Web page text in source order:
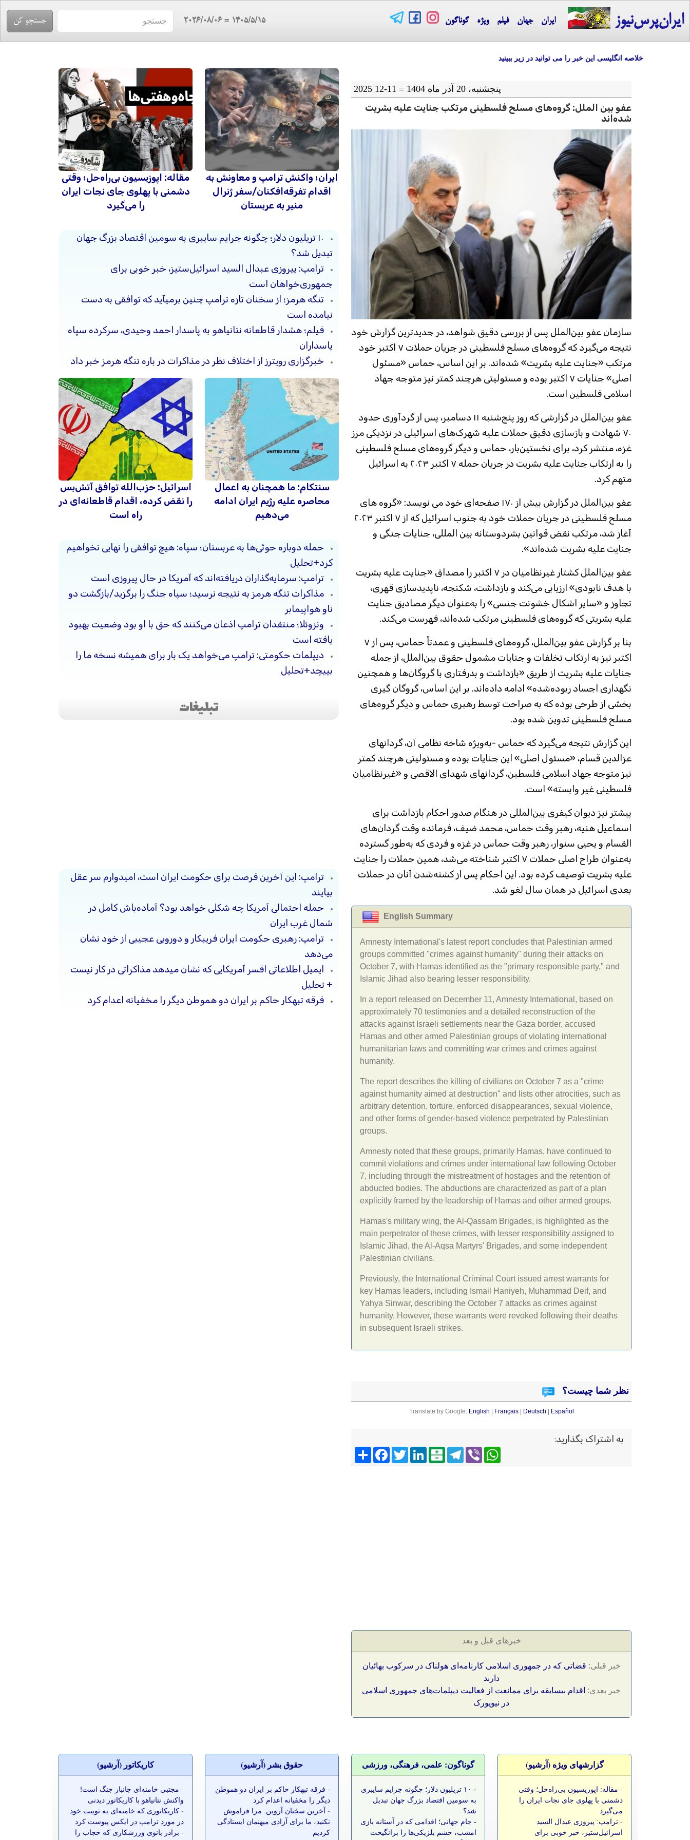
ایران‌پرس‌نیوز ایران جهان فیلم ویژه گوناگون ۱۴۰۵/۵/۱۵ = 2026/08/06
خلاصه انگلیسی این خبر را می توانید در زیر ببینید
پنجشنبه، 20 آذر ماه 1404 = 11-12 2025
عفو بین الملل: گروه‌های مسلح فلسطینی مرتکب جنایت علیه بشریت
شده‌اند
سازمان عفو ​​بین‌الملل پس از بررسی دقیق شواهد، در جدیدترین گزارش خود
نتیجه می‌گیرد که گروه‌های مسلح فلسطینی در جریان حملات ۷ اکتبر خود
مرتکب «جنایت علیه بشریت» شده‌اند. بر این اساس، حماس «مسئول
اصلی» جنایات ۷ اکتبر بوده و مسئولیتی هرچند کمتر نیز متوجه جهاد
اسلامی فلسطین است.
عفو بین‌الملل در گزارشی که روز پنج‌شنبه ۱۱ دسامبر، پس از گردآوری حدود
۷۰ شهادت و بازسازی دقیق حملات علیه شهرک‌های اسرائیلی در نزدیکی مرز
غزه، منتشر کرد، برای نخستین‌بار، حماس و دیگر گروه‌های مسلح فلسطینی
را به ارتکاب جنایت علیه بشریت در جریان حمله ۷ اکتبر ۲۰۲۳ به اسرائیل
متهم کرد.
عفو بین‌الملل در گزارش بیش از ۱۷۰ صفحه‌ای خود می نویسد: «گروه های
مسلح فلسطینی در جریان حملات خود به جنوب اسرائیل که از ۷ اکتبر ۲۰۲۳
آغاز شد، مرتکب نقض قوانین بشردوستانه بین المللی، جنایات جنگی و
جنایت علیه بشریت شده‌اند».
عفو بین‌الملل کشتار غیرنظامیان در ۷ اکتبر را مصداق «جنایت علیه بشریت
با هدف نابودی» ارزیابی می‌کند و بازداشت، شکنجه، ناپدیدسازی قهری،
تجاوز و «سایر اشکال خشونت جنسی» را به‌عنوان دیگر مصادیق جنایت
علیه بشریتی که گروه‌های فلسطینی مرتکب شده‌اند، فهرست می‌کند.
بنا بر گزارش عفو بین‌الملل، گروه‌های فلسطینی و عمدتاً حماس، پس از ۷
اکتبر نیز به ارتکاب تخلفات و جنایات مشمول حقوق بین‌الملل، از جمله
جنایات علیه بشریت از طریق «بازداشت و بدرفتاری با گروگان‌ها و همچنین
نگهداری اجساد ربوده‌شده» ادامه داده‌اند. بر این اساس، گروگان گیری
بخشی از طرحی بوده که به صراحت توسط رهبری حماس و دیگر گروه‌های
مسلح فلسطینی تدوین شده بود.
این گزارش نتیجه می‌گیرد که حماس -به‌ویژه شاخه نظامی آن، گردانهای
عزالدین قسام، «مسئول اصلی» این جنایات بوده و مسئولیتی هرچند کمتر
نیز متوجه جهاد اسلامی فلسطین، گردانهای شهدای الاقصی و «غیرنظامیان
فلسطینی غیر وابسته» است.
پیشتر نیز دیوان کیفری بین‌المللی در هنگام صدور احکام بازداشت برای
اسماعیل هنیه، رهبر وقت حماس، محمد ضیف، فرمانده وقت گردان‌های
القسام و یحیی سنوار، رهبر وقت حماس در غزه و فردی که به‌طور گسترده
به‌عنوان طراح اصلی حملات ۷ اکتبر شناخته می‌شد، همین حملات را جنایت
علیه بشریت توصیف کرده بود. این احکام پس از کشته‌شدن آنان در حملات
بعدی اسرائیل در همان سال لغو شد.
English Summary
Amnesty International's latest report concludes that Palestinian armed
groups committed "crimes against humanity" during their attacks on
October 7, with Hamas identified as the "primary responsible party," and
Islamic Jihad also bearing lesser responsibility.
In a report released on December 11, Amnesty International, based on
approximately 70 testimonies and a detailed reconstruction of the
attacks against Israeli settlements near the Gaza border, accused
Hamas and other armed Palestinian groups of violating international
humanitarian laws and committing war crimes and crimes against
humanity.
The report describes the killing of civilians on October 7 as a "crime
against humanity aimed at destruction" and lists other atrocities, such as
arbitrary detention, torture, enforced disappearances, sexual violence,
and other forms of gender-based violence perpetrated by Palestinian
groups.
Amnesty noted that these groups, primarily Hamas, have continued to
commit violations and crimes under international law following October
7, including through the mistreatment of hostages and the retention of
abducted bodies. The abductions are characterized as part of a plan
explicitly framed by the leadership of Hamas and other armed groups.
Hamas's military wing, the Al-Qassam Brigades, is highlighted as the
main perpetrator of these crimes, with lesser responsibility assigned to
Islamic Jihad, the Al-Aqsa Martyrs' Brigades, and some independent
Palestinian civilians.
Previously, the International Criminal Court issued arrest warrants for
key Hamas leaders, including Ismail Haniyeh, Muhammad Deif, and
Yahya Sinwar, describing the October 7 attacks as crimes against
humanity. However, these warrants were revoked following their deaths
in subsequent Israeli strikes.
نظر شما چیست؟
Translate by Google: English | Français| Deutsch | Español
به اشتراک بگذارید:
اشتراک
FacebookTwitter
LinkedInBalatarin
TelegramViber
WhatsApp
خبرهای قبل و بعد
خبر قبلی: قضاتی که در جمهوری اسلامی کارنامه‌ای هولناک در سرکوب بهائیان
دارند
خبر بعدی: اقدام بیسابقه برای ممانعت از فعالیت دیپلمات‌های جمهوری اسلامی
در نیویورک
ایران؛ واکنش ترامپ و معاونش به
اقدام تفرقه‌افکنان/سفر ژنرال
منیر به عربستان
مقاله: اپوزیسیون بی‌راه‌حل؛ وقتی
دشمنی با پهلوی جای نجات ایران
را می‌گیرد
۱۰ تریلیون دلار؛ چگونه جرایم سایبری به سومین اقتصاد بزرگ جهان
تبدیل شد؟
ترامپ: پیروزی عبدال السید اسرائیل‌ستیز، خبر خوبی برای
جمهوری‌خواهان است
تنگه هرمز؛ از سخنان تازه ترامپ چنین برمیآید که توافقی به دست
نیامده است
فیلم؛ هشدار قاطعانه نتانیاهو به پاسدار احمد وحیدی، سرکرده سپاه
پاسداران
خبرگزاری رویترز از اختلاف نظر در مذاکرات در باره تنگه هرمز خبر داد
سنتکام: ما همچنان به اعمال
محاصره علیه رژیم ایران ادامه
می‌دهیم
اسرائیل: حزب‌الله توافق آتش‌بس
را نقض کرده، اقدام قاطعانه‌ای در
راه است
حمله دوباره حوثی‌ها به عربستان؛ سپاه: هیچ توافقی را نهایی نخواهیم
کرد+تحلیل
ترامپ: سرمایه‌گذاران دریافته‌اند که آمریکا در حال پیروزی است
مذاکرات تنگه هرمز به نتیجه نرسید؛ سپاه جنگ را برگزید/بازگشت دو
ناو هواپیمابر
ونزوئلا؛ منتقدان ترامپ اذعان می‌کنند که حق با او بود وضعیت بهبود
یافته است
دیپلمات حکومتی: ترامپ می‌خواهد یک بار برای همیشه نسخه ما را
بپیچد+تحلیل
تبلیغات
ترامپ: این آخرین فرصت برای حکومت ایران است، امیدوارم سر عقل
بیایند
حمله احتمالی آمریکا چه شکلی خواهد بود؟ آماده‌باش کامل در
شمال غرب ایران
ترامپ: رهبری حکومت ایران فریبکار و دورویی عجیبی از خود نشان
می‌دهد
ایمیل اطلاعاتی افسر آمریکایی که نشان میدهد مذاکراتی در کار نیست
+ تحلیل
فرقه تبهکار حاکم بر ایران دو هموطن دیگر را مخفیانه اعدام کرد
گزارشهای ویژه (آرشيو)
- مقاله: اپوزیسیون بی‌راه‌حل؛ وقتی
دشمنی با پهلوی جای نجات ایران را
می‌گیرد
- ترامپ: پیروزی عبدال السید
اسرائیل‌ستیز، خبر خوبی برای
گوناگون: علمی، فرهنگی، ورزشی
-
۱۰ تریلیون دلار؛ چگونه جرایم سایبری
به سومین اقتصاد بزرگ جهان تبدیل
شد؟
- جام جهانی؛ اقدامی که در آستانه بازی
امشب، خشم بلژیکی‌ها را برانگیخت
حقوق بشر (آرشيو)
- فرقه تبهکار حاکم بر ایران دو هموطن
دیگر را مخفیانه اعدام کرد
- آخرین سخنان آروین: مرا فراموش
نکنید، ما برای آزادی میهنمان ایستادگی
کردیم
کاريکاتور (آرشيو)
- مجتبی خامنه‌ای جانباز جنگ است!
واکنش نتانیاهو با کاریکاتور دیدنی
- کاریکاتوری که خامنه‌ای به توییت خود
در مورد ترامپ در ایکس پیوست کرد
- برادر بانوی ورزشکاری که حجاب را